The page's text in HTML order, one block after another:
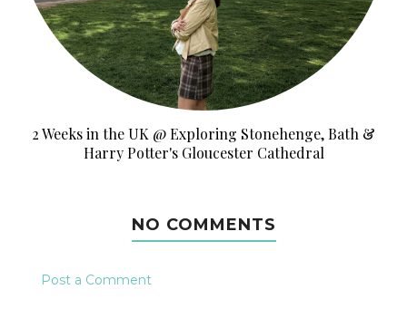
2 Weeks in the UK @ Exploring Stonehenge, Bath &
Harry Potter's Gloucester Cathedral
NO COMMENTS
Post a Comment